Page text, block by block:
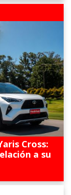
Cross:
a su